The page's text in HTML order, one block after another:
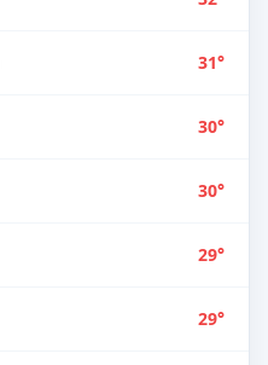
31°
30°
30°
29°
29°